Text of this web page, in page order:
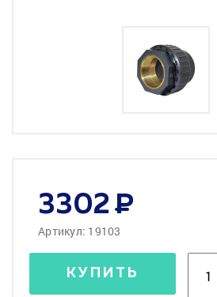
3302
Артикул: 19103
КУПИТЬ